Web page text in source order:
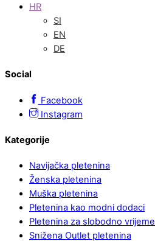
HR
SI
EN
DE
Social
Facebook
Instagram
Kategorije
Navijačka pletenina
Ženska pletenina
Muška pletenina
Pletenina kao modni dodaci
Pletenina za slobodno vrijeme
Snižena Outlet pletenina